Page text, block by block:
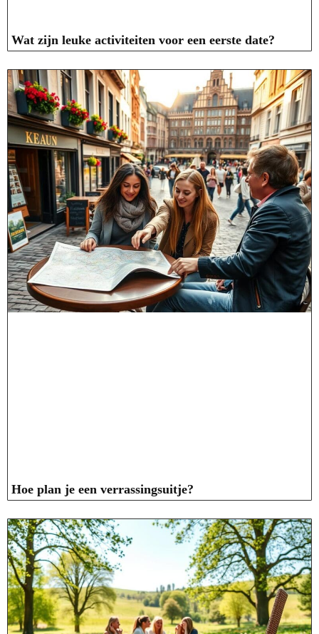
Wat zijn leuke activiteiten voor een eerste date?
Hoe plan je een verrassingsuitje?